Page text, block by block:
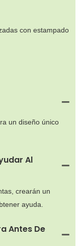
un diseño único
Al
crearán un
ayuda.
Antes De